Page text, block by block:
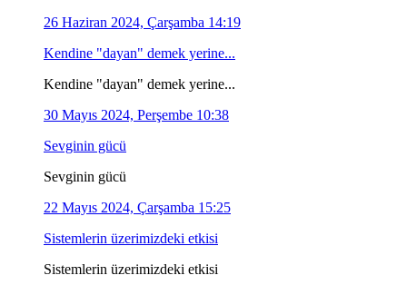
26 Haziran 2024, Çarşamba 14:19
Kendine "dayan" demek yerine...
Kendine "dayan" demek yerine...
30 Mayıs 2024, Perşembe 10:38
Sevginin gücü
Sevginin gücü
22 Mayıs 2024, Çarşamba 15:25
Sistemlerin üzerimizdeki etkisi
Sistemlerin üzerimizdeki etkisi